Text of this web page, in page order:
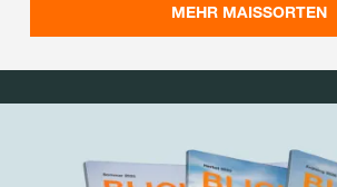
MEHR MAISSORTEN